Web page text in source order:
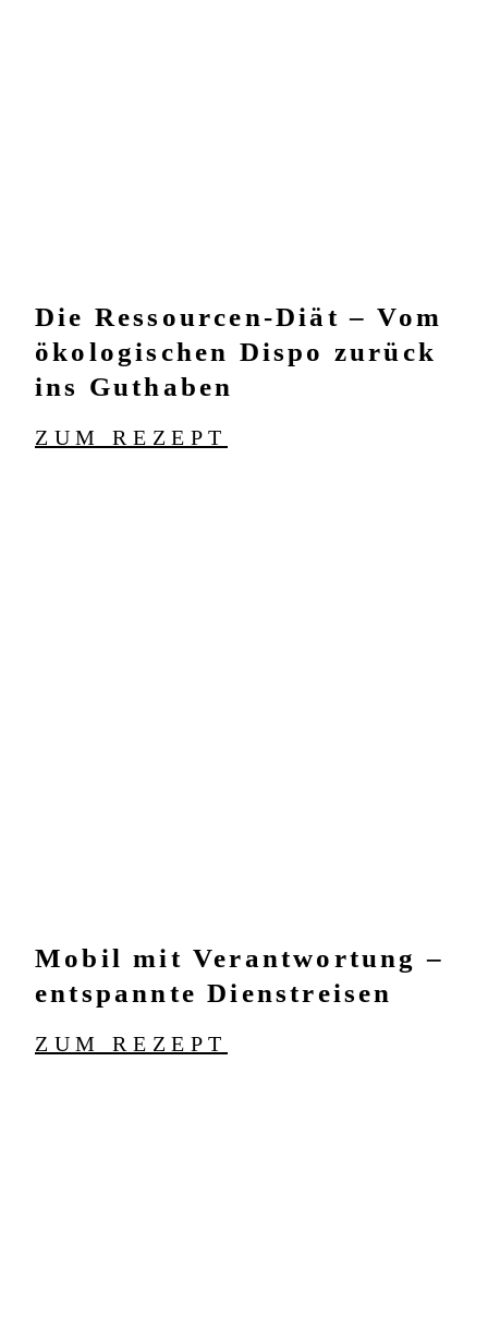
Die Ressourcen-Diät – Vom
ökologischen Dispo zurück
ins Guthaben
ZUM REZEPT
Mobil mit Verantwortung –
entspannte Dienstreisen
ZUM REZEPT